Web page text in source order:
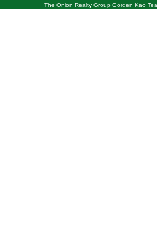
The Onion Realty Group Gorden Kao